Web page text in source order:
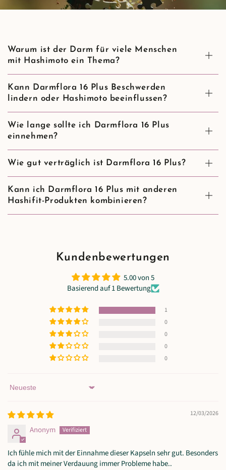
Warum ist der Darm für viele Menschen
mit Hashimoto ein Thema?
Kann Darmflora 16 Plus Beschwerden
lindern oder Hashimoto beeinflussen?
Wie lange sollte ich Darmflora 16 Plus
einnehmen?
Wie gut verträglich ist Darmflora 16 Plus?
Kann ich Darmflora 16 Plus mit anderen
Hashifit-Produkten kombinieren?
Kundenbewertungen
5.00 von 5
Basierend auf 1 Bewertung
1
0
0
0
0
Sort by
12/03/2026
Anonym
Ich fühle mich mit der Einnahme dieser Kapseln sehr gut. Besonders
da ich mit meiner Verdauung immer Probleme habe..